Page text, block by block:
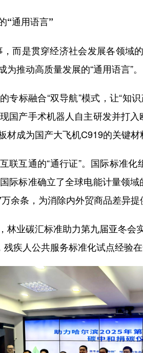
“通用语言”
是贯穿经济社会发展各领域
推动高质量发展的“通用语言”。
标融合“双导航”模式，让“知
国产手术机器人自主研发并打
成为国产大飞机C919的关键材
互通的“通行证”。国际标准化
际标准确立了全球电能计量领
余条，为消除内外贸商品差异提
碳汇标准助力第九届亚冬会
疾人公共服务标准化试点经验在